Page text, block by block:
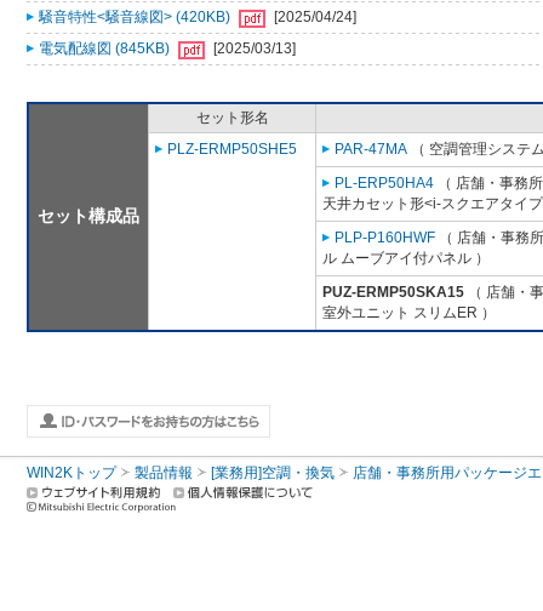
騒音特性<騒音線図> (420KB)
[2025/04/24]
電気配線図 (845KB)
[2025/03/13]
セット構成品
セット形名
PLZ-ERMP50SHE5
PAR-47MA （ 空調管理システ
PL-ERP50HA4 （ 店舗・事務
天井カセット形<i-スクエアタイ
PLP-P160HWF （ 店舗・事務
ル ムーブアイ付パネル ）
PUZ-ERMP50SKA15 （ 店舗・
室外ユニット スリムER ）
WIN2Kトップ 製品情報 [業務用]空調・換気 店舗・事務所用パッケージ